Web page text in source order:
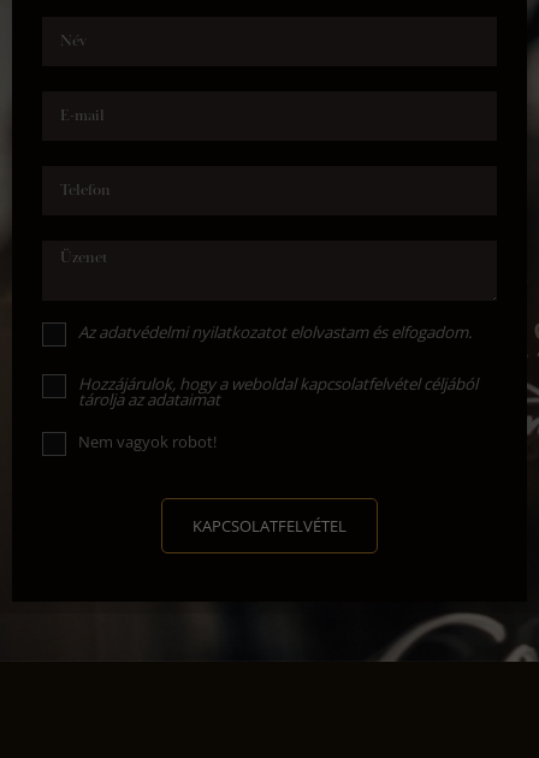
Név
E-mail
Telefon
Üzenet
Azadatvédelmi nyilatkozatot elolvastam és elfogadom.
Hozzájárulok, hogy a weboldal kapcsolatfelvétel céljából
tárolja az adataimat
Nem vagyok robot!
KAPCSOLATFELVÉTEL